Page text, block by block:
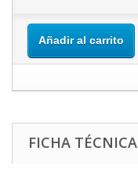
Añadir al carrito
FICHA TÉCNICA